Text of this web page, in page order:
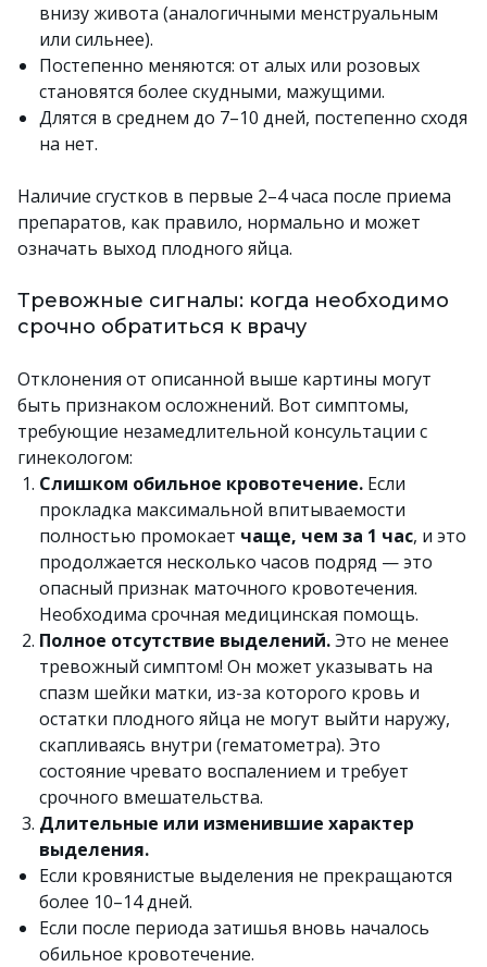
внизу живота (аналогичными менструальным
или сильнее).
Постепенно меняются: от алых или розовых
становятся более скудными, мажущими.
Длятся в среднем до 7–10 дней, постепенно сходя
на нет.
Наличие сгустков в первые 2–4 часа после приема
препаратов, как правило, нормально и может
означать выход плодного яйца.
Тревожные сигналы: когда необходимо
срочно обратиться к врачу
Отклонения от описанной выше картины могут
быть признаком осложнений. Вот симптомы,
требующие незамедлительной консультации с
гинекологом:
Слишком обильное кровотечение. Если
прокладка максимальной впитываемости
полностью промокает чаще, чем за 1 час, и это
продолжается несколько часов подряд — это
опасный признак маточного кровотечения.
Необходима срочная медицинская помощь.
Полное отсутствие выделений.Это не менее
тревожный симптом! Он может указывать на
спазм шейки матки, из-за которого кровь и
остатки плодного яйца не могут выйти наружу,
скапливаясь внутри (гематометра). Это
состояние чревато воспалением и требует
срочного вмешательства.
Длительные или изменившие характер
выделения.
Если кровянистые выделения не прекращаются
более 10–14 дней.
Если после периода затишья вновь началось
обильное кровотечение.